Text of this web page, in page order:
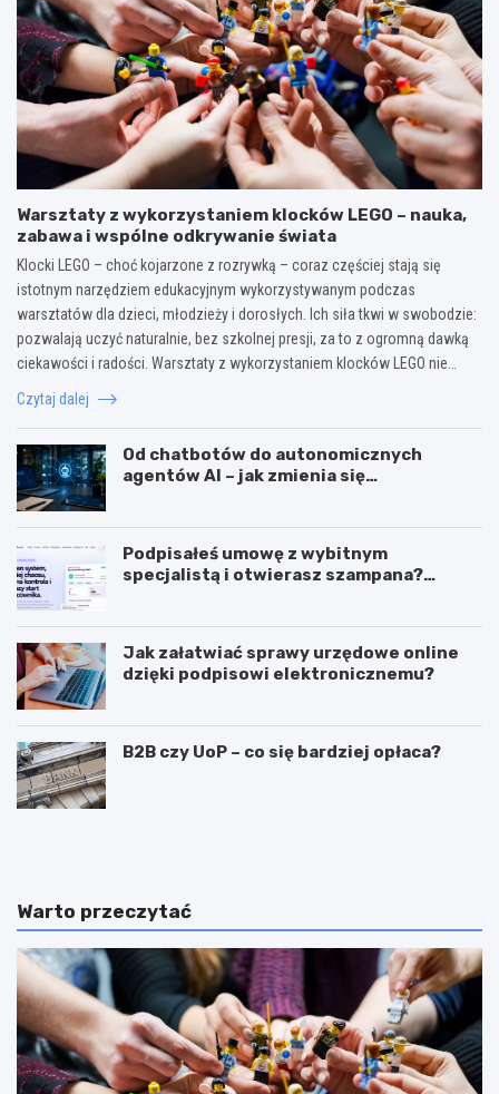
Warsztaty z wykorzystaniem klocków LEGO – nauka,
zabawa i wspólne odkrywanie świata
Klocki LEGO – choć kojarzone z rozrywką – coraz częściej stają się
istotnym narzędziem edukacyjnym wykorzystywanym podczas
warsztatów dla dzieci, młodzieży i dorosłych. Ich siła tkwi w swobodzie:
pozwalają uczyć naturalnie, bez szkolnej presji, za to z ogromną dawką
ciekawości i radości. Warsztaty z wykorzystaniem klocków LEGO nie…
Czytaj dalej
Od chatbotów do autonomicznych
agentów AI – jak zmienia się
Podpisałeś umowę z wybitnym
specjalistą i otwierasz szampana?
Jak załatwiać sprawy urzędowe online
dzięki podpisowi elektronicznemu?
B2B czy UoP – co się bardziej opłaca?
J
g
ę
z
a
r
a
b
i
a
J
c
e
c
h
y
p
o
w
i
Warto przeczytać